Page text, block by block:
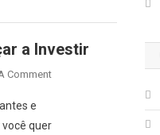
a Investir
CommentOn
e
quer